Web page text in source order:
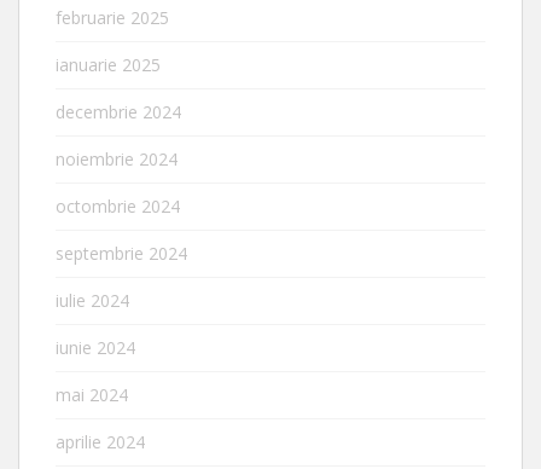
februarie 2025
ianuarie 2025
decembrie 2024
noiembrie 2024
octombrie 2024
septembrie 2024
iulie 2024
iunie 2024
mai 2024
aprilie 2024